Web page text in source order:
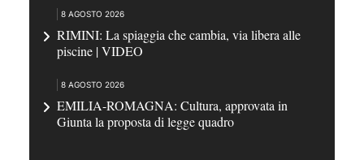
8 AGOSTO 2026
RIMINI: La spiaggia che cambia, via libera alle
piscine | VIDEO
8 AGOSTO 2026
EMILIA-ROMAGNA: Cultura, approvata in
Giunta la proposta di legge quadro